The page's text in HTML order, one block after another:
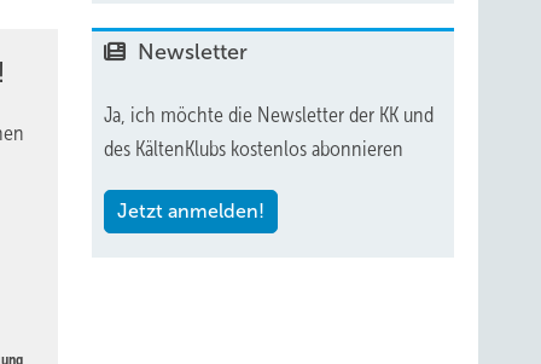
Newsletter
Ja, ich möchte die Newsletter der KK und
des KältenKlubs kostenlos abonnieren
Jetzt anmelden!